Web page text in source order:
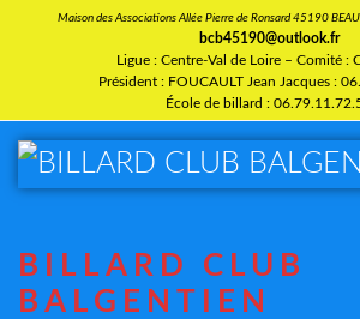
Maison des Associations Allée Pierre de Ronsard 45190
bcb45190@outlook.fr
Ligue : Centre-Val de Loire – Comité :
Président : FOUCAULT Jean Jacques :
École de billard :
BILLARD CLUB
BALGENTIEN